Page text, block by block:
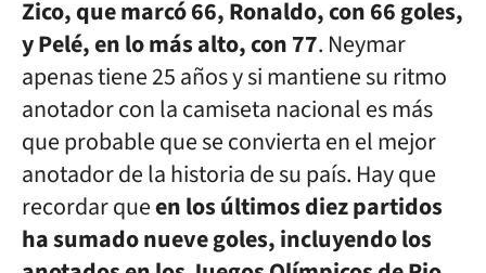
Zico, que marcó 66, Ronaldo, con 66 goles,
y Pelé, en lo más alto, con 77. Neymar
apenas tiene 25 años y si mantiene su ritmo
anotador con la camiseta nacional es más
que probable que se convierta en el mejor
anotador de la historia de su país. Hay que
recordar queen los últimos diez partidos
ha sumado nueve goles, incluyendo los